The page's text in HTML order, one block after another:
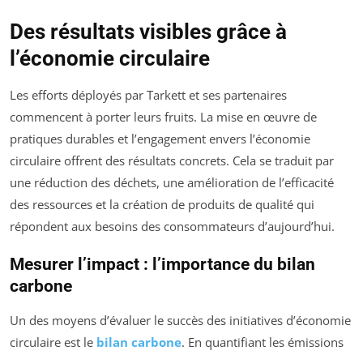
Des résultats visibles grâce à
l’économie circulaire
Les efforts déployés par Tarkett et ses partenaires
commencent à porter leurs fruits. La mise en œuvre de
pratiques durables et l’engagement envers l’économie
circulaire offrent des résultats concrets. Cela se traduit par
une réduction des déchets, une amélioration de l’efficacité
des ressources et la création de produits de qualité qui
répondent aux besoins des consommateurs d’aujourd’hui.
Mesurer l’impact : l’importance du bilan
carbone
Un des moyens d’évaluer le succès des initiatives d’économie
circulaire est le bilan carbone. En quantifiant les émissions